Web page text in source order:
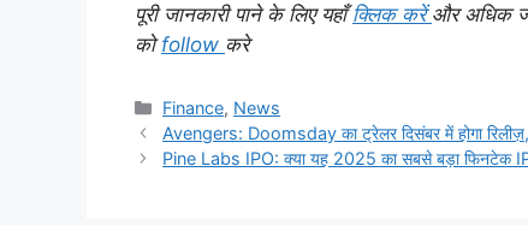
पूरी जानकारी पाने के लिए यहाँक्लिक करें और अधिक
कोfollow करे
C
a
t
Finance, News
Avengers: Doomsday का ट्रेलर दिसंबर में होगा
Pine Labs IPO: क्या यह 2025 का सबसे बड़ा फिनटेक